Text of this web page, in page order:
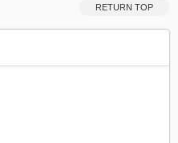
RETURN TOP